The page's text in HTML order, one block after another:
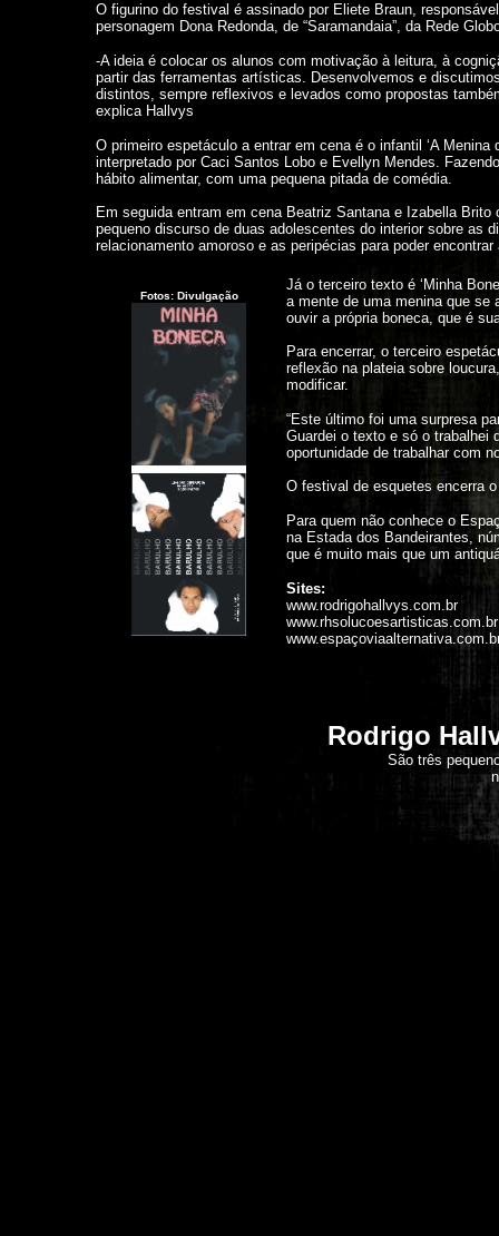
O figurino do festival é assinado por Eliete Braun,
personagem Dona Redonda, de “Saramandaia”, da Rede
-A ideia é colocar os alunos com motivação à leitura, à
partir das ferramentas artísticas. Desenvolvemos e
distintos, sempre reflexivos e levados como propostas
explica Hallvys
O primeiro espetáculo a entrar em cena é o infantil ‘A Menina
interpretado por Caci Santos Lobo e Evellyn Mendes.
hábito alimentar, com uma pequena pitada de comédia.
Em seguida entram em cena Beatriz Santana e Izabella Brito
pequeno discurso de duas adolescentes do interior sobre as
relacionamento amoroso e as peripécias para poder encontrar
Fotos: Divulgação
Já o terceiro texto é ‘Minha
a mente de uma menina que se
ouvir a própria boneca, que é
Para encerrar, o terceiro
reflexão na plateia sobre
modificar.
“Este último foi uma surpresa
Guardei o texto e só o trabalhei
oportunidade de trabalhar com
O festival de esquetes encerra
Para quem não conhece o
na Estada dos Bandeirantes,
que é muito mais que um
Sites:
www.rodrigohallvys.com.br
www.rhsolucoesartisticas.com.br
Rodrigo
São três